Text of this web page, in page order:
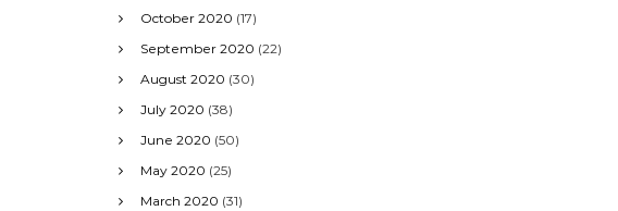
October 2020 (17)
September 2020 (22)
August 2020 (30)
July 2020 (38)
June 2020 (50)
May 2020 (25)
March 2020 (31)